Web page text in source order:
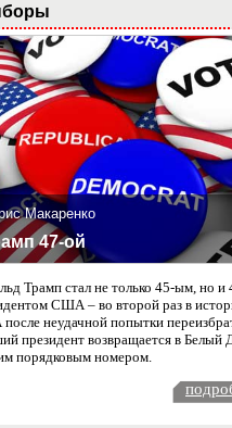
Макаренко
47-ой
Трамп стал не только 45-ым, но
США – во второй раз в
неудачной попытки
президент возвращается в Белый
порядковым номером.